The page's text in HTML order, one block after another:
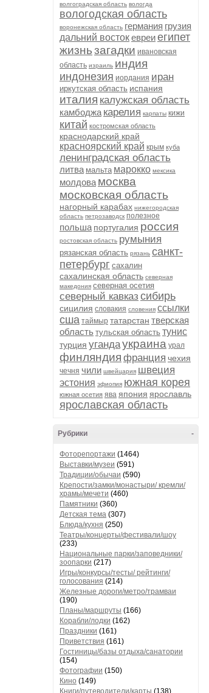
волгоградская область вологда
вологодская область
воронежская область германия грузия
дальний востокевреиегипет
жизньзагадки ивановская
область израиль индия
индонезия иордания иран
иркутская область испания
италия калужская область
камбоджа карелия карпаты кижи
китай костромская область
краснодарский край
красноярский край крым куба
ленинградская область
литва мальта марокко мексика
молдова москва
московская область
нагорный карабах нижегородская
область петрозаводск полезное
польша португалия россия
ростовская область румыния
рязанская область рязань санкт-
петербург сахалин
сахалинская область северная
македония северная осетия
северный кавказ сибирь
сицилия словакия словения ссылки
сша таймыр татарстан тверская
область тульская область тунис
турция угандаукраина урал
финляндия франция чехия
чечня чили швейцария швеция
эстония эфиопия южная корея
южная осетия ява япония ярославль
ярославская область
-
Рубрики
Фоторепортажи (1464)
Выставки/музеи (591)
Традиции/обычаи (590)
Крепости/замки/монастыри/ кремли/
храмы/мечети (460)
Памятники (360)
Детская тема (307)
Блюда/кухня (250)
Театры/концерты/фестивали/шоу
(233)
Национальные парки/заповедники/
зоопарки (217)
Игры/конкурсы/тесты/ рейтинги/
голосования (214)
Железные дороги/метро/трамваи
(190)
Планы/маршруты (166)
Корабли/лодки (162)
Праздники (161)
Приветствия (161)
Гостиницы/базы отдыха/санатории
(154)
Фотографии (150)
Кино (149)
Книги/путеводители/карты (138)